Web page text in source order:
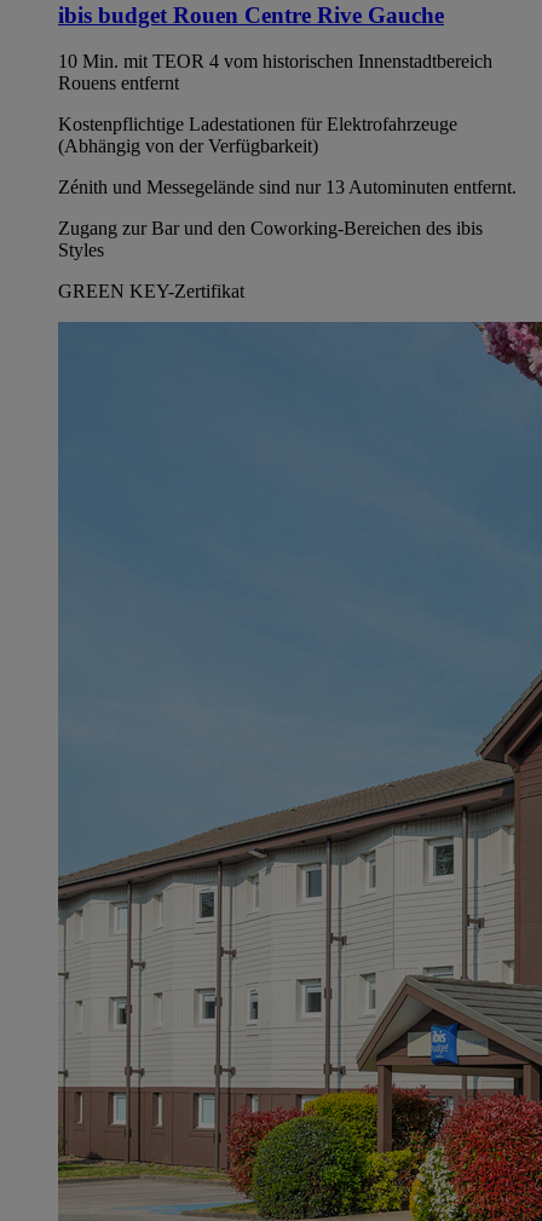
ibis budget Rouen Centre Rive Gauche
10 Min. mit TEOR 4 vom historischen Innenstadtbereich
Rouens entfernt
Kostenpflichtige Ladestationen für Elektrofahrzeuge
(Abhängig von der Verfügbarkeit)
Zénith und Messegelände sind nur 13 Autominuten entfernt.
Zugang zur Bar und den Coworking-Bereichen des ibis
Styles
GREEN KEY-Zertifikat